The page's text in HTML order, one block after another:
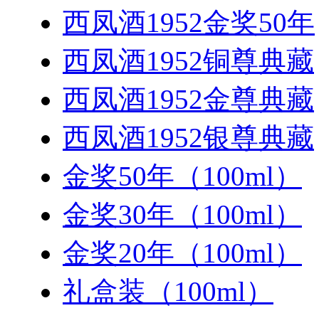
西凤酒1952金奖50年
西凤酒1952铜尊典藏
西凤酒1952金尊典藏
西凤酒1952银尊典藏
金奖50年（100ml）
金奖30年（100ml）
金奖20年（100ml）
礼盒装（100ml）